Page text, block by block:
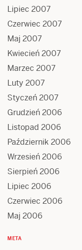
Lipiec 2007
Czerwiec 2007
Maj 2007
Kwiecień 2007
Marzec 2007
Luty 2007
Styczeń 2007
Grudzień 2006
Listopad 2006
Październik 2006
Wrzesień 2006
Sierpień 2006
Lipiec 2006
Czerwiec 2006
Maj 2006
META